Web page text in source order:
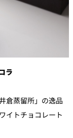
ラ
蒸留所」 の逸品
イトチョコレート